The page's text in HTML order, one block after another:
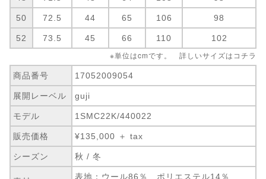
50 72.5 44 65 106 98
52 73.5 45 66 110 102
※単位はcmです。 詳しいサイズは コチラ
商品番号 17052009054
展開レーベル guji
モデル 1SMC22K/440022
販売価格 ¥135,000 ＋ tax
シーズン 秋 / 冬
表地：ウール86％ ポリエステル14％